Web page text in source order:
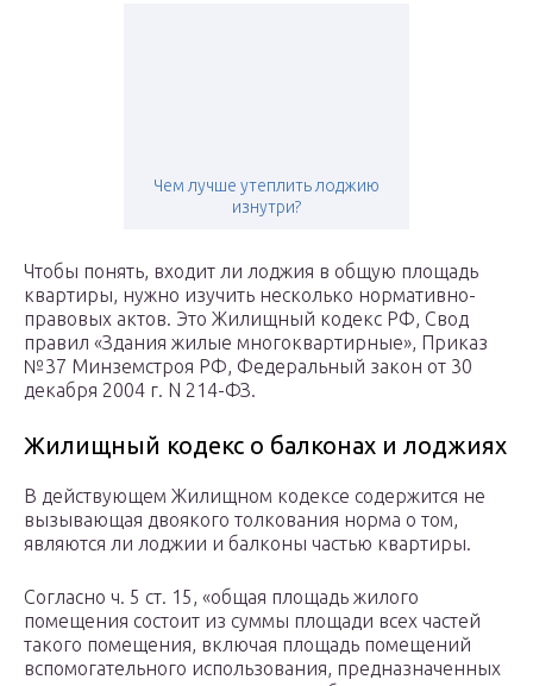
Чем лучше утеплить лоджию
изнутри?
Чтобы понять, входит ли лоджия в общую площадь
квартиры, нужно изучить несколько нормативно-
правовых актов. Это Жилищный кодекс РФ, Свод
правил «Здания жилые многоквартирные», Приказ
№37 Минземстроя РФ, Федеральный закон от 30
декабря 2004 г. N 214-ФЗ.
Жилищный кодекс о балконах и лоджиях
В действующем Жилищном кодексе содержится не
вызывающая двоякого толкования норма о том,
являются ли лоджии и балконы частью квартиры.
Согласно ч. 5 ст. 15, «общая площадь жилого
помещения состоит из суммы площади всех частей
такого помещения, включая площадь помещений
вспомогательного использования, предназначенных